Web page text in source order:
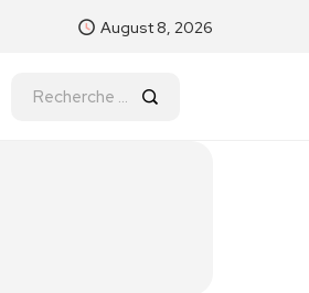
August 8, 2026